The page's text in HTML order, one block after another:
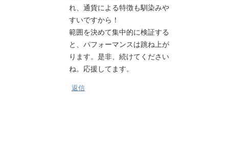
れ、通貨による特徴も馴染みや
すいですから！
範囲を決めて集中的に検証する
と、パフォーマンスは跳ね上が
ります。是非、続けてください
ね。応援してます。
返信